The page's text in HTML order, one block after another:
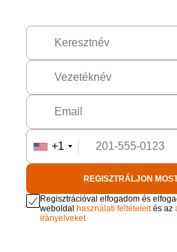
+1
REGISZTRÁLJON
Regisztrációval elfogadom és
weboldal használati feltételeités az
irányelveket